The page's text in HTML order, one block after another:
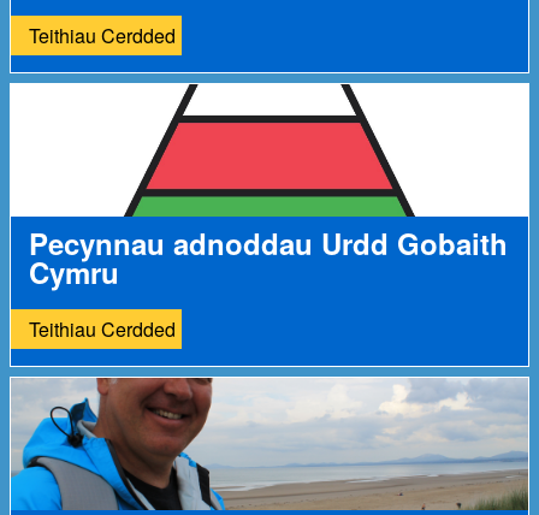
Teithiau Cerdded
Pecynnau adnoddau Urdd Gobaith
Cymru
Teithiau Cerdded